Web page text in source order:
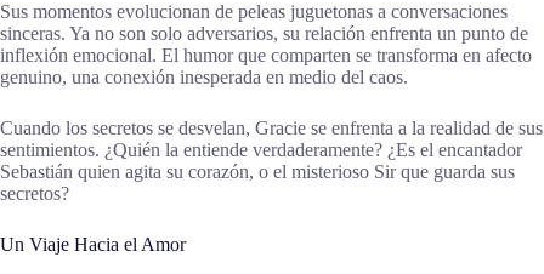
Sus momentos evolucionan de peleas juguetonas a conversaciones
sinceras. Ya no son solo adversarios, su relación enfrenta un punto de
inflexión emocional. El humor que comparten se transforma en afecto
genuino, una conexión inesperada en medio del caos.
Cuando los secretos se desvelan, Gracie se enfrenta a la realidad de sus
sentimientos. ¿Quién la entiende verdaderamente? ¿Es el encantador
Sebastián quien agita su corazón, o el misterioso Sir que guarda sus
secretos?
Un Viaje Hacia el Amor